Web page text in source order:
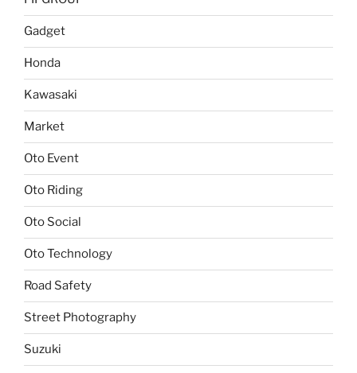
Gadget
Honda
Kawasaki
Market
Oto Event
Oto Riding
Oto Social
Oto Technology
Road Safety
Street Photography
Suzuki